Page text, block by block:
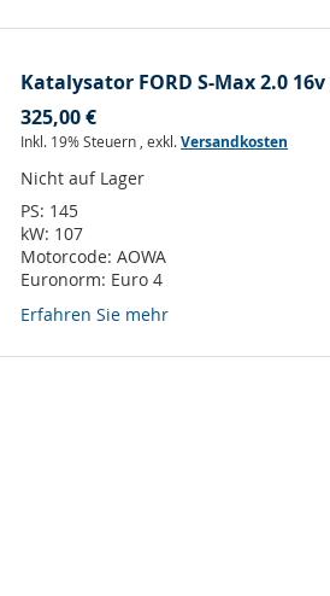
Katalysator FORD S-Max 2.0 16v
325,00 €
Inkl. 19% Steuern ,exkl.Versandkosten
Nicht auf Lager
PS: 145
kW: 107
Motorcode:AOWA
Euronorm: Euro 4
Erfahren Sie mehr